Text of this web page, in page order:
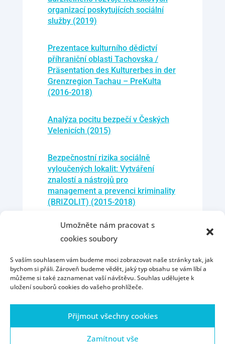
Umožněte nám pracovat s
cookies soubory
S vaším souhlasem vám budeme moci zobrazovat naše stránky tak, jak
bychom si přáli. Zároveň budeme vědět, jaký typ obsahu se vám líbí a
můžeme si také zaznamenat vaší návštěvu. Souhlas udělujete k
uložení souborů cookies do vašeho prohlížeče.
Přijmout všechny cookies
Zamítnout vše
organizací poskytujících sociální
služby (2019)
Prezentace kulturního dědictví
příhraniční oblasti Tachovska /
Präsentation des Kulturerbes in der
Grenzregion Tachau – PreKulta
(2016-2018)
Analýza pocitu bezpečí v Českých
Velenicích (2015)
Bezpečnostní rizika sociálně
vyloučených lokalit: Vytváření
znalostí a nástrojů pro
management a prevenci kriminality
(BRIZOLIT) (2015-2018)
Severe forms of labour exploitation
phase II (2014)
EU mapping of child protection
systems (2014)
National intelligence authorities
and surveillance in the EU:
Fundamental rights safeguards and
remedies (2014)